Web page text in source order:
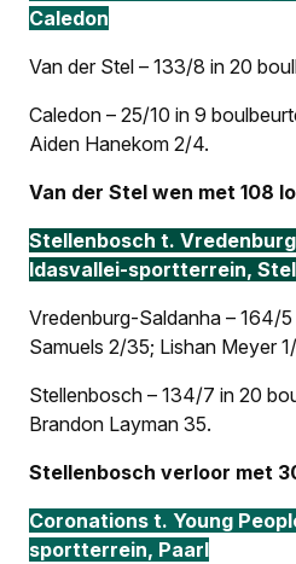
Caledon
Van der Stel – 133/8 in 20
Caledon – 25/10 in 9
Aiden Hanekom 2/4.
Van der Stel wen met 108
Stellenbosch t.
Idasvallei-sportterrein,
Vredenburg-Saldanha – 164/
Samuels 2/35; Lishan Meyer
Stellenbosch – 134/7 in 20
Brandon Layman 35.
Stellenbosch verloor met
Coronations t. Young
sportterrein, Paarl